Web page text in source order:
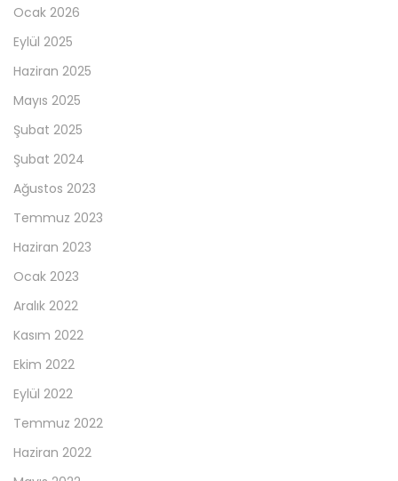
Ocak 2026
Eylül 2025
Haziran 2025
Mayıs 2025
Şubat 2025
Şubat 2024
Ağustos 2023
Temmuz 2023
Haziran 2023
Ocak 2023
Aralık 2022
Kasım 2022
Ekim 2022
Eylül 2022
Temmuz 2022
Haziran 2022